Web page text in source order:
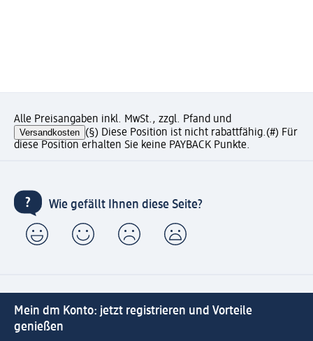
Alle Preisangaben inkl. MwSt., zzgl. Pfand und
Versandkosten (§) Diese Position ist nicht rabattfähig.(#) Für
diese Position erhalten Sie keine PAYBACK Punkte.
Wie gefällt Ihnen diese Seite?
Mein dm Konto: jetzt registrieren und Vorteile
genießen